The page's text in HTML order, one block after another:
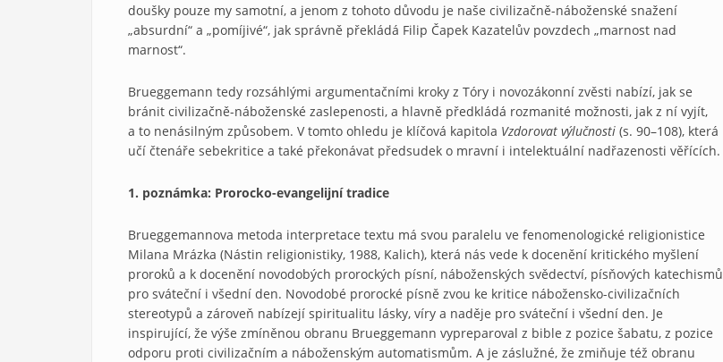
doušky pouze my samotní, a jenom z tohoto důvodu je naše civilizačně-náboženské snažení
„absurdní“ a „pomíjivé“, jak správně překládá Filip Čapek Kazatelův povzdech „marnost nad
marnost“.
Brueggemann tedy rozsáhlými argumentačními kroky z Tóry i novozákonní zvěsti nabízí, jak se
bránit civilizačně-náboženské zaslepenosti, a hlavně předkládá rozmanité možnosti, jak z ní vyjít,
a to nenásilným způsobem. V tomto ohledu je klíčová kapitola Vzdorovat výlučnosti (s. 90–108), která
učí čtenáře sebekritice a také překonávat předsudek o mravní i intelektuální nadřazenosti věřících.
1. poznámka: Prorocko-evangelijní tradice
Brueggemannova metoda interpretace textu má svou paralelu ve fenomenologické religionistice
Milana Mrázka (Nástin religionistiky, 1988, Kalich), která nás vede k docenění kritického myšlení
proroků a k docenění novodobých prorockých písní, náboženských svědectví, písňových katechismů
pro sváteční i všední den. Novodobé prorocké písně zvou ke kritice nábožensko-civilizačních
stereotypů a zároveň nabízejí spiritualitu lásky, víry a naděje pro sváteční i všední den. Je
inspirující, že výše zmíněnou obranu Brueggemann vypreparoval z bible z pozice šabatu, z pozice
odporu proti civilizačním a náboženským automatismům. A je záslužné, že zmiňuje též obranu